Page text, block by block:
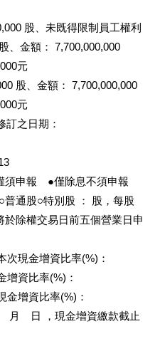
股、未既得限制員工權利
、金額： 7,700,000,000
元
股、金額： 7,700,000,000
元
訂之日期：
須申報 ●僅除息不須申報
普通股○特別股 ： 股，每股
除權交易日前五個營業日申
現金增資比率(%)：
增資比率(%)：
金增資比率(%)：
日 ，現金增資繳款截止